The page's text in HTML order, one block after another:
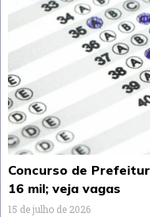
Concurso de
16 mil; veja vagas
15 de julho de 2026